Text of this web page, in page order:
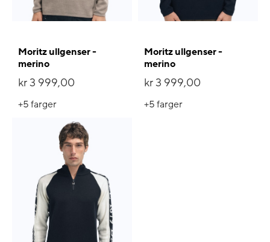
Moritz ullgenser -
merino
kr 3 999,00
+5farger
Moritz ullgenser -
merino
kr 3 999,00
+5farger